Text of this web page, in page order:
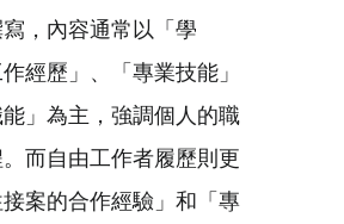
，內容通常以「學
經歷」、「專業技能」
」為主，強調個人的職
而自由工作者履歷則更
案的合作經驗」和「專